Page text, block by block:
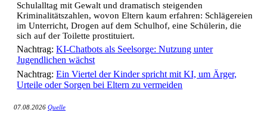
Schulalltag mit Gewalt und dramatisch steigenden
Kriminalitätszahlen, wovon Eltern kaum erfahren: Schlägereien
im Unterricht, Drogen auf dem Schulhof, eine Schülerin, die
sich auf der Toilette prostituiert.
Nachtrag:KI-Chatbots als Seelsorge: Nutzung unter
Jugendlichen wächst
Nachtrag:Ein Viertel der Kinder spricht mit KI, um Ärger,
Urteile oder Sorgen bei Eltern zu vermeiden
07.08.2026 Quelle